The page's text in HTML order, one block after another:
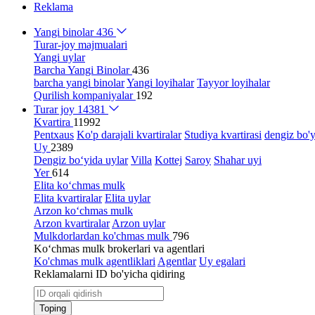
Reklama
Yangi binolar436
Turar-joy majmualari
Yangi uylar
Barcha Yangi Binolar436
barcha yangi binolarYangi loyihalar Tayyor loyihalar
Qurilish kompaniyalar 192
Turar joy 14381
Kvartira 11992
Pentxaus Ko'p darajali kvartiralar Studiya kvartirasi dengiz
Uy 2389
Dengiz bo‘yida uylar Villa Kottej Saroy Shahar uyi
Yer614
Elita ko‘chmas mulk
Elita kvartiralar Elita uylar
Arzon ko‘chmas mulk
Arzon kvartiralar Arzon uylar
Mulkdorlardan ko'chmas mulk 796
Ko‘chmas mulk brokerlari va agentlari
Ko'chmas mulk agentliklari Agentlar Uy egalari
Reklamalarni ID bo'yicha qidiring
Toping